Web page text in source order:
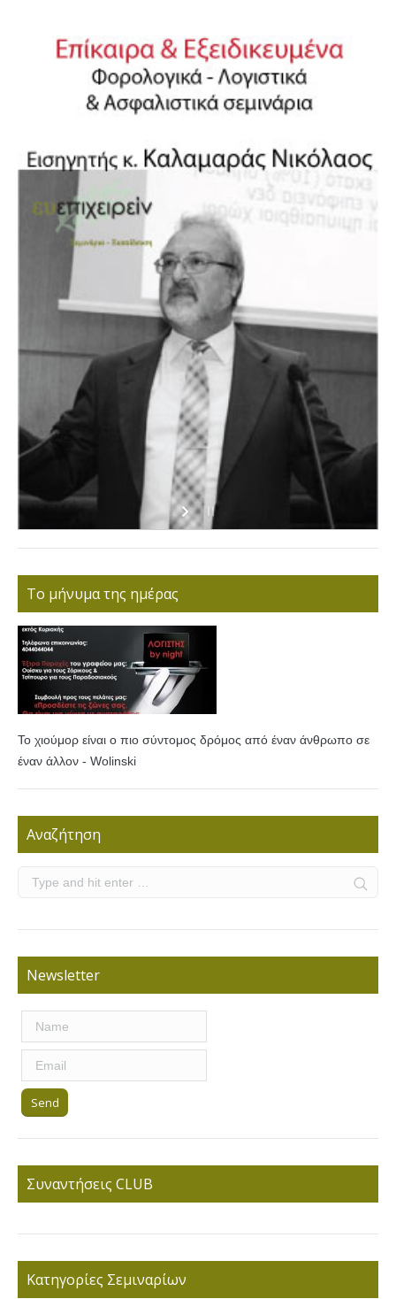
Το μήνυμα της ημέρας
Το χιούμορ είναι ο πιο σύντομος δρόμος από έναν άνθρωπο σε
έναν άλλον - Wolinski
Αναζήτηση
Newsletter
Συναντήσεις CLUB
Κατηγορίες Σεμιναρίων